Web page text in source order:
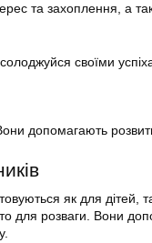
та захоплення, а
своїми
допомагають розвити
як для дітей,
для розваги. Вони